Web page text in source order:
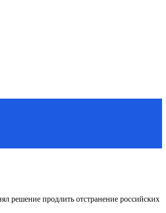
решение продлить отстранение российских